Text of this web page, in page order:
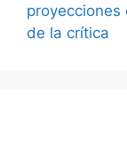
proyecciones
de la crítica